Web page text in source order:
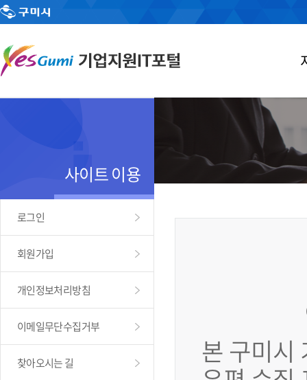
사이트 이용
로그인
회원가입
개인정보처리방침
이메일무단수집거부
찾아오시는 길 본 구미시